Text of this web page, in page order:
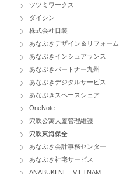
ツツミワークス
ダイシン
株式会社日装
あなぶきデザイン＆リフォーム
あなぶきインシュアランス
あなぶきパートナー九州
あなぶきデジタルサービス
あなぶきスペースシェア
OneNote
穴吹公寓大廈管理維護
穴吹東海保全
あなぶき会計事務センター
あなぶき社宅サービス
ANABUKI NL VIETNAM